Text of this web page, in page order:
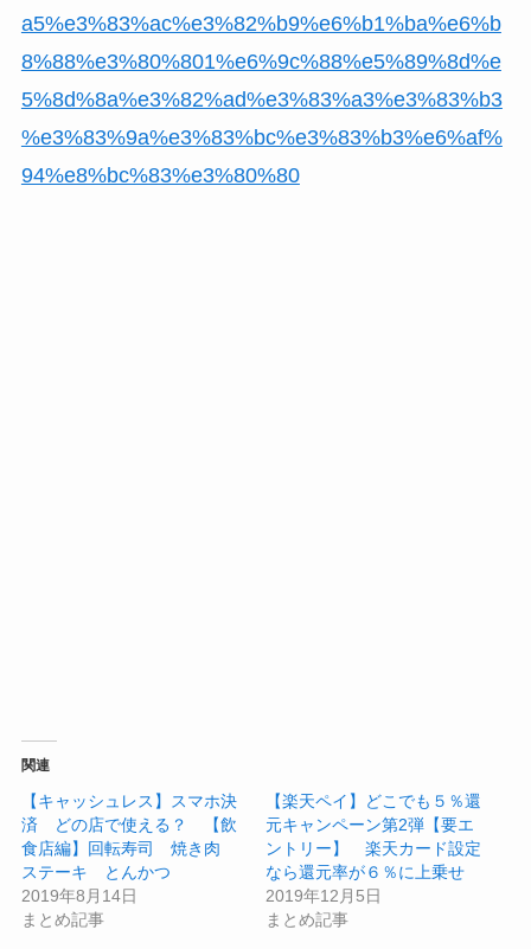
a5%e3%83%ac%e3%82%b9%e6%b1%ba%e6%b
8%88%e3%80%801%e6%9c%88%e5%89%8d%e
5%8d%8a%e3%82%ad%e3%83%a3%e3%83%b3
%e3%83%9a%e3%83%bc%e3%83%b3%e6%af%
94%e8%bc%83%e3%80%80
関連
【キャッシュレス】スマホ決
済 どの店で使える？ 【飲
食店編】回転寿司 焼き肉
ステーキ とんかつ
2019年8月14日
まとめ記事
【楽天ペイ】どこでも５％還
元キャンペーン第2弾【要エ
ントリー】 楽天カード設定
なら還元率が６％に上乗せ
2019年12月5日
まとめ記事